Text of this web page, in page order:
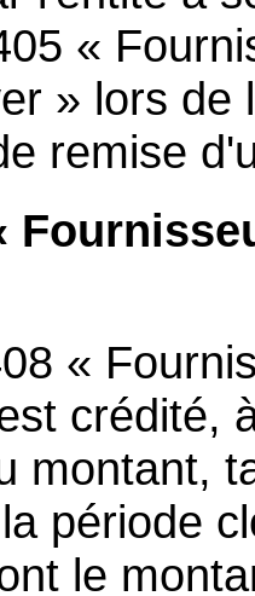
«
» lors de
remise
«
crédité,
montant,
période
le